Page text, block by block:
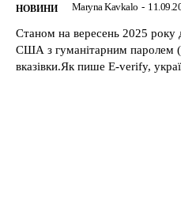
НОВИНИ Maryna Kavkalo -
Станом на вересень 2025 року
США з гуманітарним паролем
вказівки.Як пише E-verify,